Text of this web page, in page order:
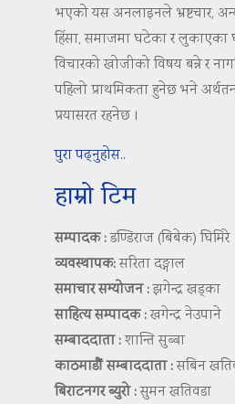
भएको यस अनलाइनले भ्रष्टचार,
हिंसा, समाजमा घटेका र
विचारको खोजीको विषय बन्ने र
पहिलो प्राथमिकता हुनेछ भने
प्रयासरत रहनेछ ।
पुरा पढ्नुहोस..
हाम्रो टिम
सम्पादक :डण्डिराज (बिबेक) घिमिरे
व्यवस्थापक:सरिता दङ्गाल
समाचार सम्योजन :झगेन्द्र खड्का
साहित्य सम्पादक :खगेन्द्र नेउपाने
सम्बाददाता :शान्ति सुब्बा
काठमाडौं सम्बाददाता :सबिन
बिराटनगर ब्युरो :सुमन खतिवडा